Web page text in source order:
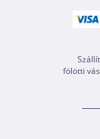
fölötti